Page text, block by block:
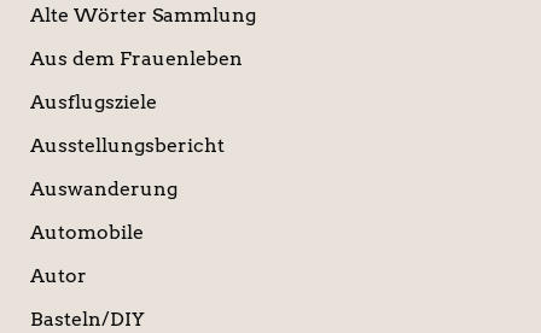
Alte Wörter Sammlung
Aus dem Frauenleben
Ausflugsziele
Ausstellungsbericht
Auswanderung
Automobile
Autor
Basteln/DIY